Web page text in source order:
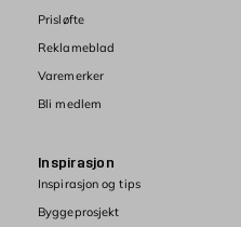
Prisløfte
Reklameblad
Varemerker
Bli medlem
Inspirasjon
Inspirasjon og tips
Byggeprosjekt